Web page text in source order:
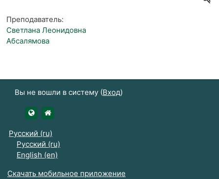
Преподаватель:
Светлана Леонидовна
Абсалямова
Вы не вошли в систему (Вход)
https://udsau.ru
Русский ‎(ru)‎
Русский ‎(ru)‎
English ‎(en)‎
Скачать мобильное приложение